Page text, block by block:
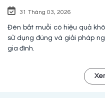
31 Tháng 03, 2026
Đèn bắt muỗi có hiệu quả
sử dụng đúng và giải pháp
gia đình.